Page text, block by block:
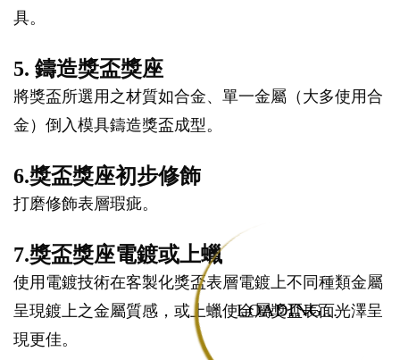
LOADING...
具。
5. 鑄造獎盃獎座
將獎盃所選用之材質如合金、單一金屬（大多使用合
金）倒入模具鑄造獎盃成型。
6.獎盃獎座初步修飾
打磨修飾表層瑕疵。
7.獎盃獎座電鍍或上蠟
使用電鍍技術在客製化獎盃表層電鍍上不同種類金屬
呈現鍍上之金屬質感，或上蠟使金屬獎盃表面光澤呈
現更佳。